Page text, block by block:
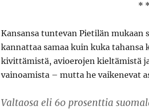
*
Kansansa tuntevan Pietilän mukaan
kannattaa samaa kuin kuka
kivittämistä, avioerojen kieltämistä
vainoamista – mutta he vaikenevat
Valtaosa eli 60 prosenttia